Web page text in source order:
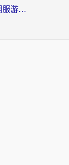
意大利怎么玩神雕侠侣？海外党国服游戏加速终极指南（附欧洲玩王者王国保卫战4不卡技巧）